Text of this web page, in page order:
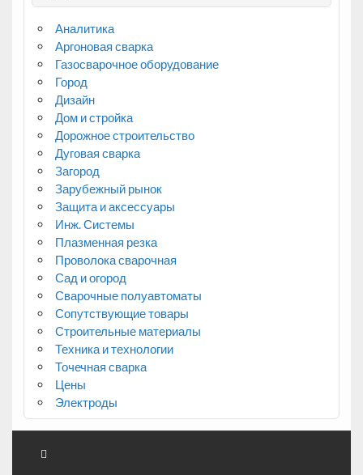
Аналитика
Аргоновая сварка
Газосварочное оборудование
Город
Дизайн
Дом и стройка
Дорожное строительство
Дуговая сварка
Загород
Зарубежный рынок
Защита и аксессуары
Инж. Системы
Плазменная резка
Проволока сварочная
Сад и огород
Сварочные полуавтоматы
Сопутствующие товары
Строительные материалы
Техника и технологии
Точечная сварка
Цены
Электроды